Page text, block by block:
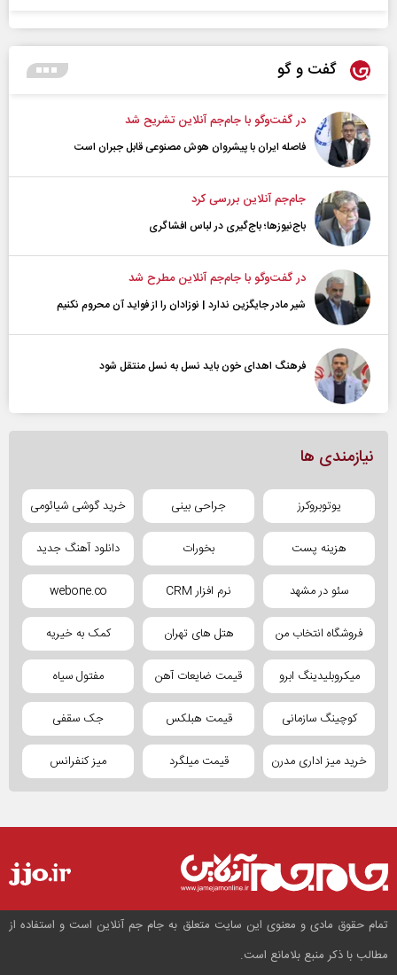
گفت و گو
در گفت‌و‌گو با جام‌جم آنلاین تشریح شد
فاصله ایران با پیشرو‌ان هوش مصنوعی قابل جبران است
جام‌جم آنلاین بررسی کرد
باج‌نیوزها؛ باج‌گیری در لباس افشاگری
در گفت‌و‌گو با جام‌جم آنلاین مطرح شد
شیر مادر جایگزین ندارد | نوزادان را از فواید آن محروم نکنیم
فرهنگ اهدای خون باید نسل به نسل منتقل شود
نیازمندی ها
یوتوبروکرز جراحی بینی خرید گوشی شیائومی
هزینه پست بخورات دانلود آهنگ جدید
سئو در مشهد نرم افزار CRM webone.co
فروشگاه انتخاب من هتل های تهران کمک به خیریه
میکروبلیدینگ ابرو قیمت ضایعات آهن مفتول سیاه
کوچینگ سازمانی قیمت هبلکس جک سقفی
خرید میز اداری مدرن قیمت میلگرد میز کنفرانس
تمام حقوق مادی و معنوی این سایت متعلق به جام جم آنلاین است و استفاده از
مطالب با ذکر منبع بلامانع است.